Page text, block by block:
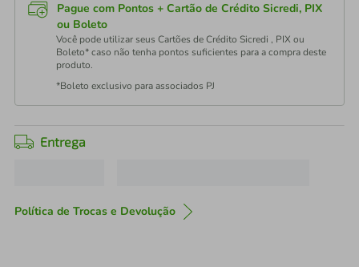
Pague com Pontos + Cartão de Crédito Sicredi, PIX
ou Boleto
Você pode utilizar seus Cartões de Crédito Sicredi , PIX ou
Boleto* caso não tenha pontos suficientes para a compra deste
produto.
*Boleto exclusivo para associados PJ
Entrega
Política de Trocas e Devolução